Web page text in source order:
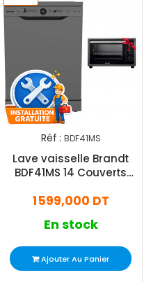
Réf : BDF41MS
Lave vaisselle Brandt
BDF41MS 14 Couverts
1 599,000 DT
En stock
Ajouter Au Panier